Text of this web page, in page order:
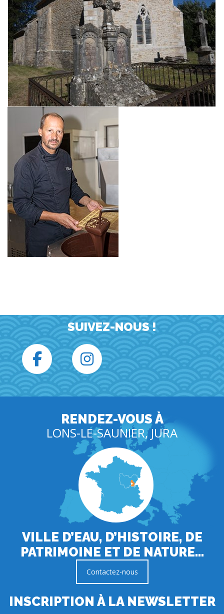
SUIVEZ-NOUS !
RENDEZ-VOUS À
LONS-LE-SAUNIER, JURA
VILLE D’EAU, D’HISTOIRE, DE
PATRIMOINE ET DE NATURE…
Contactez-nous
INSCRIPTION À LA NEWSLETTER